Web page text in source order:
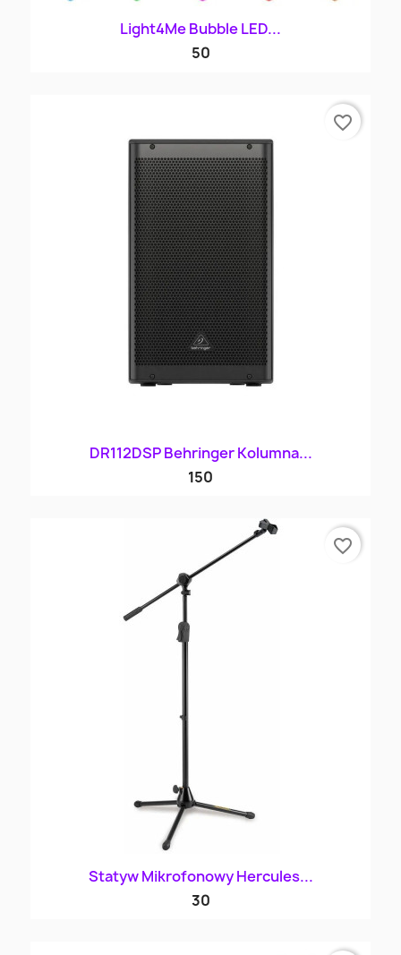
Light4Me Bubble LED...
50
DR112DSP Behringer Kolumna...
150
favorite_border
Statyw Mikrofonowy Hercules...
30
favorite_border